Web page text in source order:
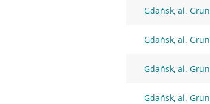
Gdańsk, al.
Gdańsk, al.
Gdańsk, al.
Gdańsk, al.